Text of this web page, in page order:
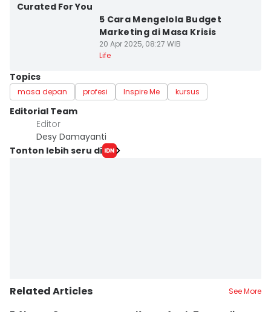
Curated For You
5 Cara Mengelola Budget
Marketing di Masa Krisis
20 Apr 2025, 08:27 WIB
Life
Topics
masa depan profesi Inspire Me kursus
Editorial Team
Editor
Desy Damayanti
Tonton lebih seru di
Related Articles See More